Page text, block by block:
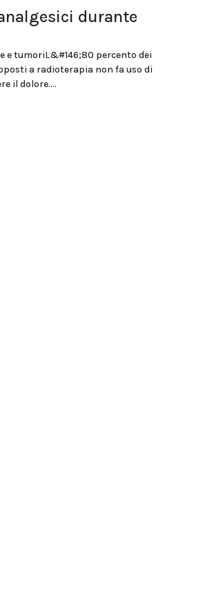
durante
e tumoriL&#146;80 percento dei
a radioterapia non fa uso di
il dolore....